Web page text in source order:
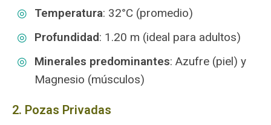
Temperatura: 32°C (promedio)
Profundidad: 1.20 m (ideal para adultos)
Minerales predominantes: Azufre (piel) y
Magnesio (músculos)
2. Pozas Privadas